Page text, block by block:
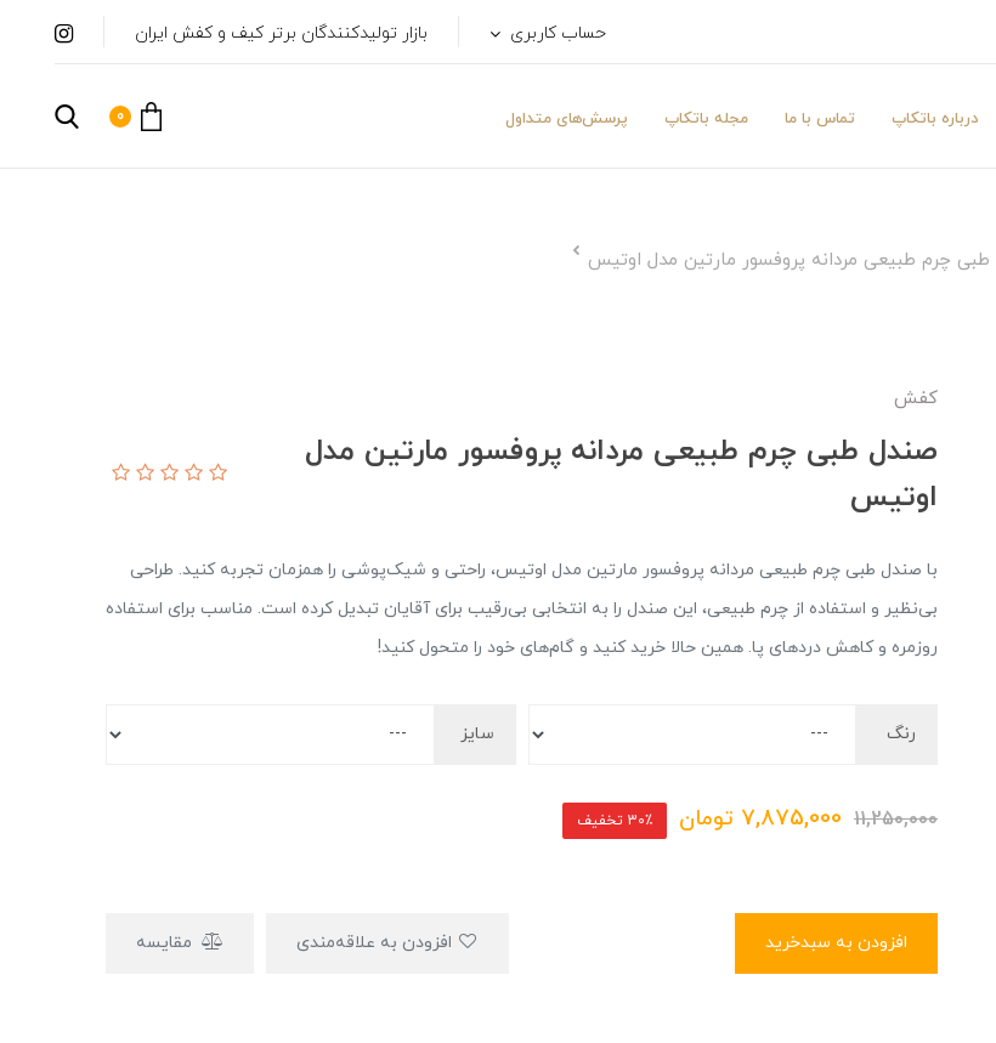
حساب کاربری بازار تولیدکنندگان برتر کیف و کفش ایران
درباره باتکاپ تماس با ما مجله باتکاپ پرسش‌های متداول 0
چرم طبیعی مردانه پروفسور مارتین مدل اوتیس
کفش
صندل طبی چرم طبیعی مردانه پروفسور مارتین مدل
اوتیس
با صندل طبی چرم طبیعی مردانه پروفسور مارتین مدل اوتیس، راحتی و شیک‌پوشی را همزمان تجربه کنید. طراحی
بی‌نظیر و استفاده از چرم طبیعی، این صندل را به انتخابی بی‌رقیب برای آقایان تبدیل کرده است. مناسب برای استفاده
روزمره و کاهش دردهای پا. همین حالا خرید کنید و گام‌های خود را متحول کنید!
رنگ سایز
11,250,000
7,875,000 تومان 30٪ تخفیف
افزودن به سبدخرید مقایسه